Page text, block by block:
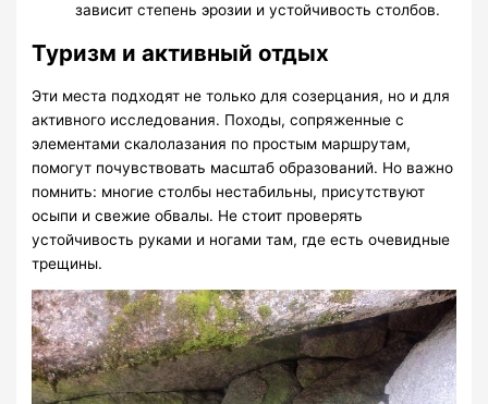
зависит степень эрозии и устойчивость столбов.
Туризм и активный отдых
Эти места подходят не только для созерцания, но и для
активного исследования. Походы, сопряженные с
элементами скалолазания по простым маршрутам,
помогут почувствовать масштаб образований. Но важно
помнить: многие столбы нестабильны, присутствуют
осыпи и свежие обвалы. Не стоит проверять
устойчивость руками и ногами там, где есть очевидные
трещины.